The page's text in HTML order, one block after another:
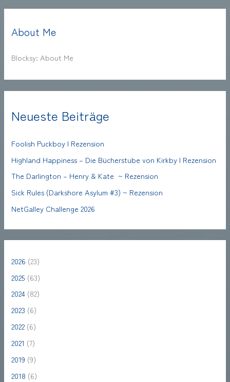
About Me
Blocksy: About Me
Neueste Beiträge
Foolish Puckboy | Rezension
Highland Happiness – Die Bücherstube von Kirkby | Rezension
The Darlington – Henry & Kate ~ Rezension
Sick Rules (Darkshore Asylum #3) ~ Rezension
NetGalley Challenge 2026
2026 (23)
2025 (63)
2024 (82)
2023 (6)
2022 (6)
2021 (7)
2019 (9)
2018 (6)